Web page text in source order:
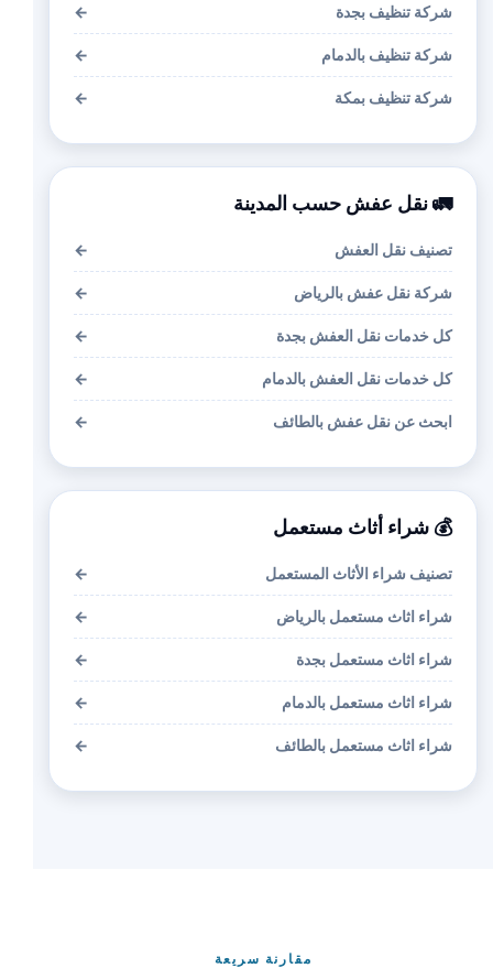
شركة تنظيف بجدة ←
شركة تنظيف بالدمام ←
شركة تنظيف بمكة ←
🚛 نقل عفش حسب المدينة
تصنيف نقل العفش ←
شركة نقل عفش بالرياض ←
كل خدمات نقل العفش بجدة ←
كل خدمات نقل العفش بالدمام ←
ابحث عن نقل عفش بالطائف ←
💰 شراء أثاث مستعمل
تصنيف شراء الأثاث المستعمل ←
شراء اثاث مستعمل بالرياض ←
شراء اثاث مستعمل بجدة ←
شراء اثاث مستعمل بالدمام ←
شراء اثاث مستعمل بالطائف ←
مقارنة سريعة